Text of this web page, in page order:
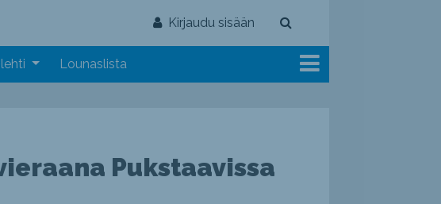
Kirjaudu sisään
Lounaslista
Pukstaavissa